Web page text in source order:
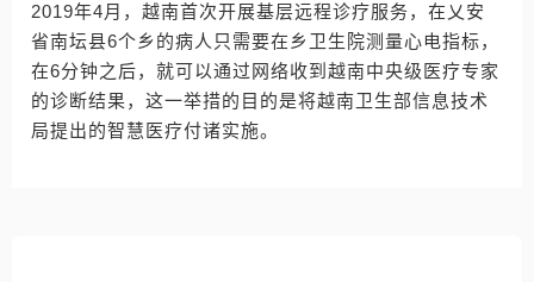
2019年4月，越南首次开展基层远程诊疗服务，在乂安
省南坛县6个乡的病人只需要在乡卫生院测量心电指标，
在6分钟之后，就可以通过网络收到越南中央级医疗专家
的诊断结果，这一举措的目的是将越南卫生部信息技术
局提出的智慧医疗付诸实施。